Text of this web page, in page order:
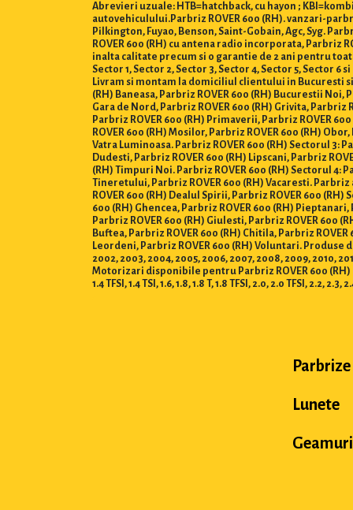
Abrevieri uzuale: HTB=hatchback, cu hayon ;
autovehiculului.Parbriz ROVER 600 (RH). vanzari-
Pilkington, Fuyao, Benson, Saint-Gobain, Agc, Syg.
ROVER 600 (RH) cu antena radio incorporata, Parbriz
inalta calitate precum si o garantie de 2 ani pentru
Sector 1, Sector 2, Sector 3, Sector 4, Sector 5, Sector 6 si
Livram si montam la domiciliul clientului in Bucuresti si
(RH) Baneasa, Parbriz ROVER 600 (RH) Bucurestii Noi,
Gara de Nord, Parbriz ROVER 600 (RH) Grivita, Parbriz
Parbriz ROVER 600 (RH) Primaverii, Parbriz ROVER
ROVER 600 (RH) Mosilor, Parbriz ROVER 600 (RH)
Vatra Luminoasa. Parbriz ROVER 600 (RH) Sectorul 3:
Dudesti, Parbriz ROVER 600 (RH) Lipscani, Parbriz
(RH) Timpuri Noi. Parbriz ROVER 600 (RH) Sectorul 4:
Tineretului, Parbriz ROVER 600 (RH) Vacaresti. Parbriz
ROVER 600 (RH) Dealul Spirii, Parbriz ROVER 600
600 (RH) Ghencea, Parbriz ROVER 600 (RH)
Parbriz ROVER 600 (RH) Giulesti, Parbriz ROVER 600
Buftea, Parbriz ROVER 600 (RH) Chitila, Parbriz
Leordeni, Parbriz ROVER 600 (RH) Voluntari. Produse
2002, 2003, 2004, 2005, 2006, 2007, 2008, 2009, 2010,
Motorizari disponibile pentru Parbriz ROVER 600 (RH) : 0.8,
1.4 TFSI, 1.4 TSI, 1.6, 1.8, 1.8 T, 1.8 TFSI, 2.0, 2.0 TFSI, 2.2,
Parbrize
Lunete
Geamuri